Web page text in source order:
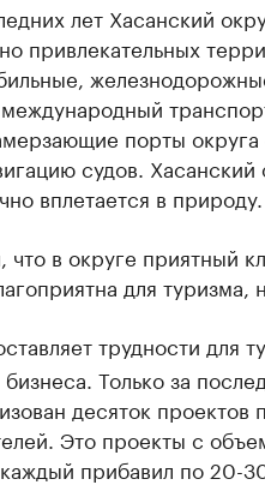
лет Хасанский
привлекательных
порты округа
судов. Хасанский
вплетается в природу.
в округе приятный
для туризма,
трудности для
Только за
десяток проектов
Это проекты с
прибавил по 20-